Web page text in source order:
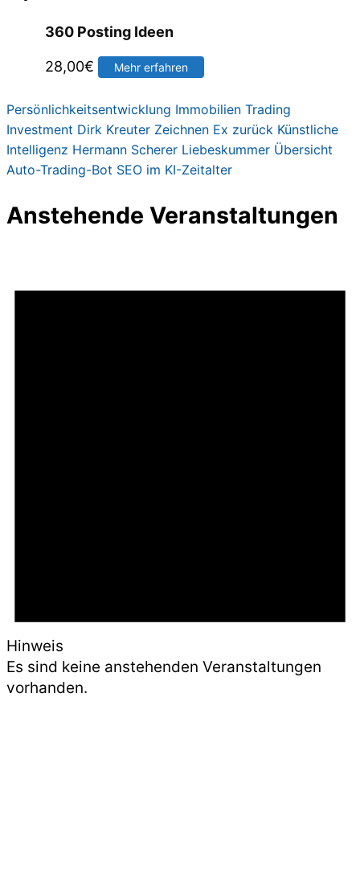
360 Posting Ideen
28,00€ Mehr erfahren
Persönlichkeitsentwicklung Immobilien Trading
Investment Dirk Kreuter Zeichnen Ex zurück Künstliche
Intelligenz Hermann Scherer Liebeskummer Übersicht
Auto-Trading-Bot SEO im KI-Zeitalter
Anstehende Veranstaltungen
Hinweis
Es sind keine anstehenden Veranstaltungen
vorhanden.